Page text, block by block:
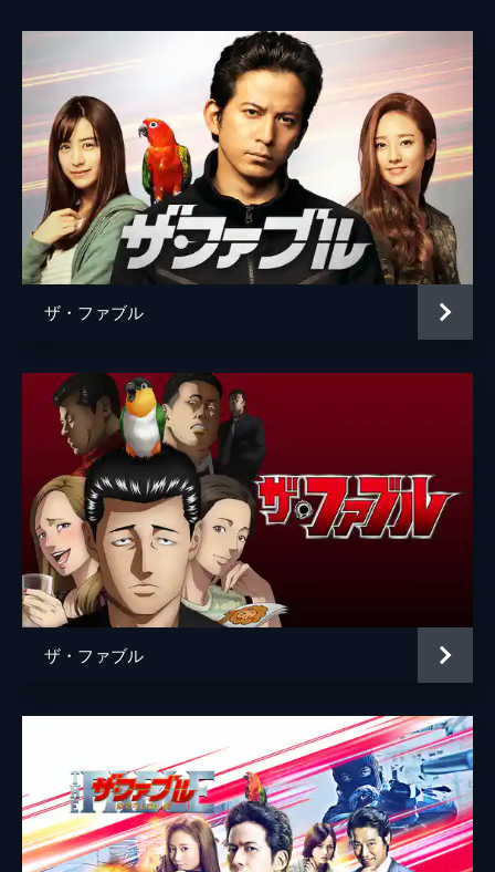
ザ・ファブル
ザ・ファブル